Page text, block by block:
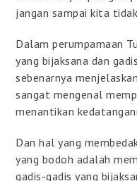
jangan sampai kita
Dalam perumpamaan
yang bijaksana dan
sebenarnya
sangat mengenal
menantikan
Dan hal yang
yang bodoh adalah
gadis-gadis yang